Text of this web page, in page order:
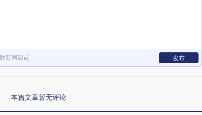
新网观点 发布
本篇文章暂无评论